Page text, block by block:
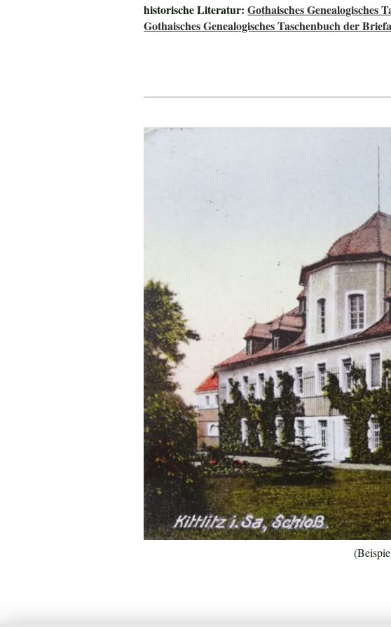
historische Literatur:Gothaisches Genealogisches
Gothaisches Genealogisches Taschenbuch der